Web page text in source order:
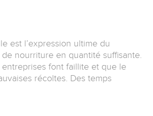
est l’expression ultime du
nourriture en quantité suffisante.
font faillite et que le
récoltes. Des temps